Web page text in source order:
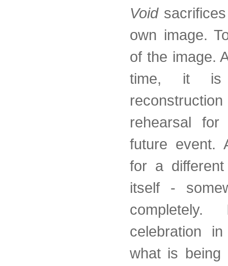
Void
own image.
of the image.
time, it
rehearsal
future event.
for a
itself -
celebration
what is being